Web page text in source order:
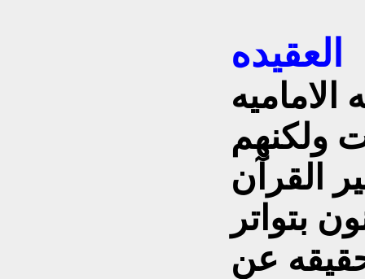
العقيده
ولكنهم
القرآن
بتواتر
عن